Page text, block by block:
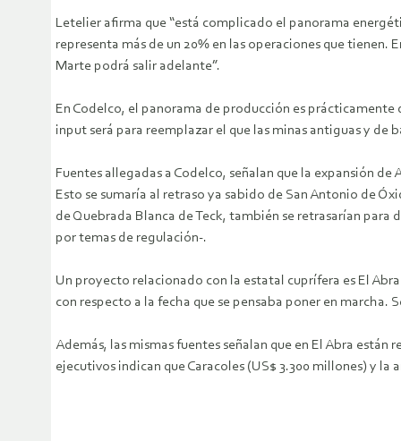
Letelier afirma que “está complicado el panorama
representa más de un 20% en las operaciones que
Marte podrá salir adelante”.
En Codelco, el panorama de producción es
input será para reemplazar el que las minas antiguas y de
Fuentes allegadas a Codelco, señalan que la expansión
Esto se sumaría al retraso ya sabido de San Antonio de
de Quebrada Blanca de Teck, también se retrasarían para
por temas de regulación-.
Un proyecto relacionado con la estatal cuprífera es El
con respecto a la fecha que se pensaba poner en marcha.
Además, las mismas fuentes señalan que en El Abra
ejecutivos indican que Caracoles (US$ 3.300 millones) y